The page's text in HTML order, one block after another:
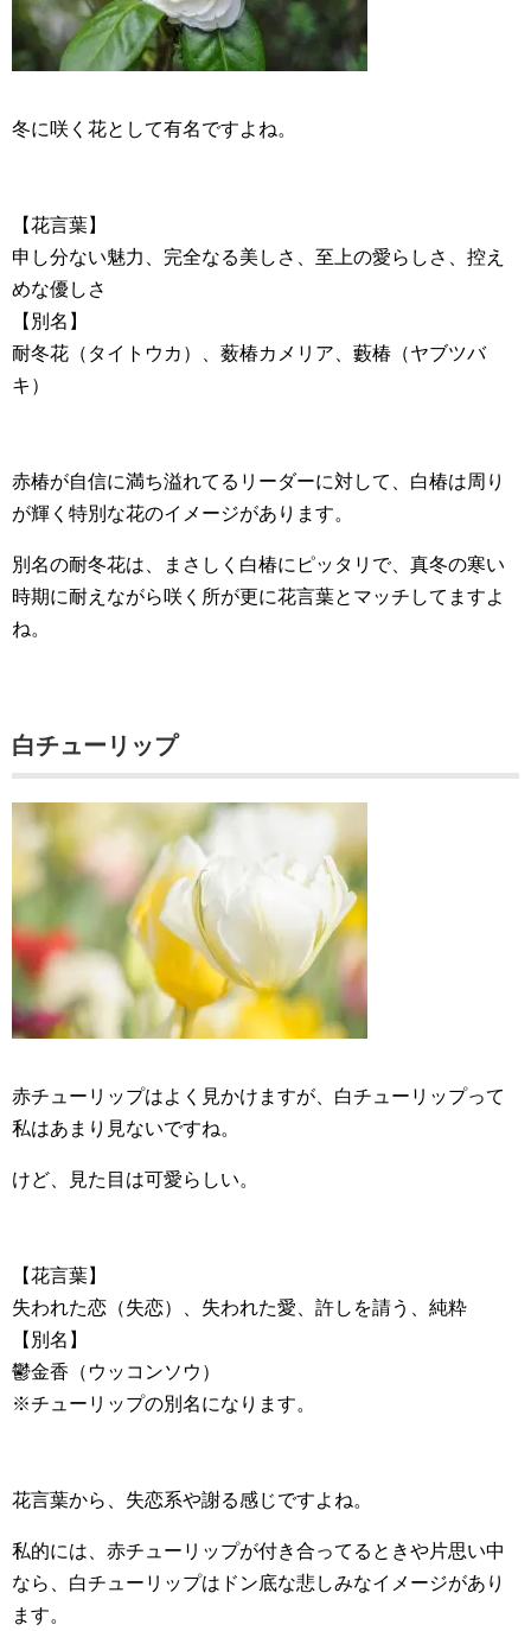
冬に咲く花として有名ですよね。
【花言葉】
申し分ない魅力、完全なる美しさ、至上の愛らしさ、控え
めな優しさ
【別名】
耐冬花（タイトウカ）、薮椿カメリア、藪椿（ヤブツバ
キ）
赤椿が自信に満ち溢れてるリーダーに対して、白椿は周り
が輝く特別な花のイメージがあります。
別名の耐冬花は、まさしく白椿にピッタリで、真冬の寒い
時期に耐えながら咲く所が更に花言葉とマッチしてますよ
ね。
白チューリップ
赤チューリップはよく見かけますが、白チューリップって
私はあまり見ないですね。
けど、見た目は可愛らしい。
【花言葉】
失われた恋（失恋）、失われた愛、許しを請う、純粋
【別名】
鬱金香（ウッコンソウ）
※チューリップの別名になります。
花言葉から、失恋系や謝る感じですよね。
私的には、赤チューリップが付き合ってるときや片思い中
なら、白チューリップはドン底な悲しみなイメージがあり
ます。